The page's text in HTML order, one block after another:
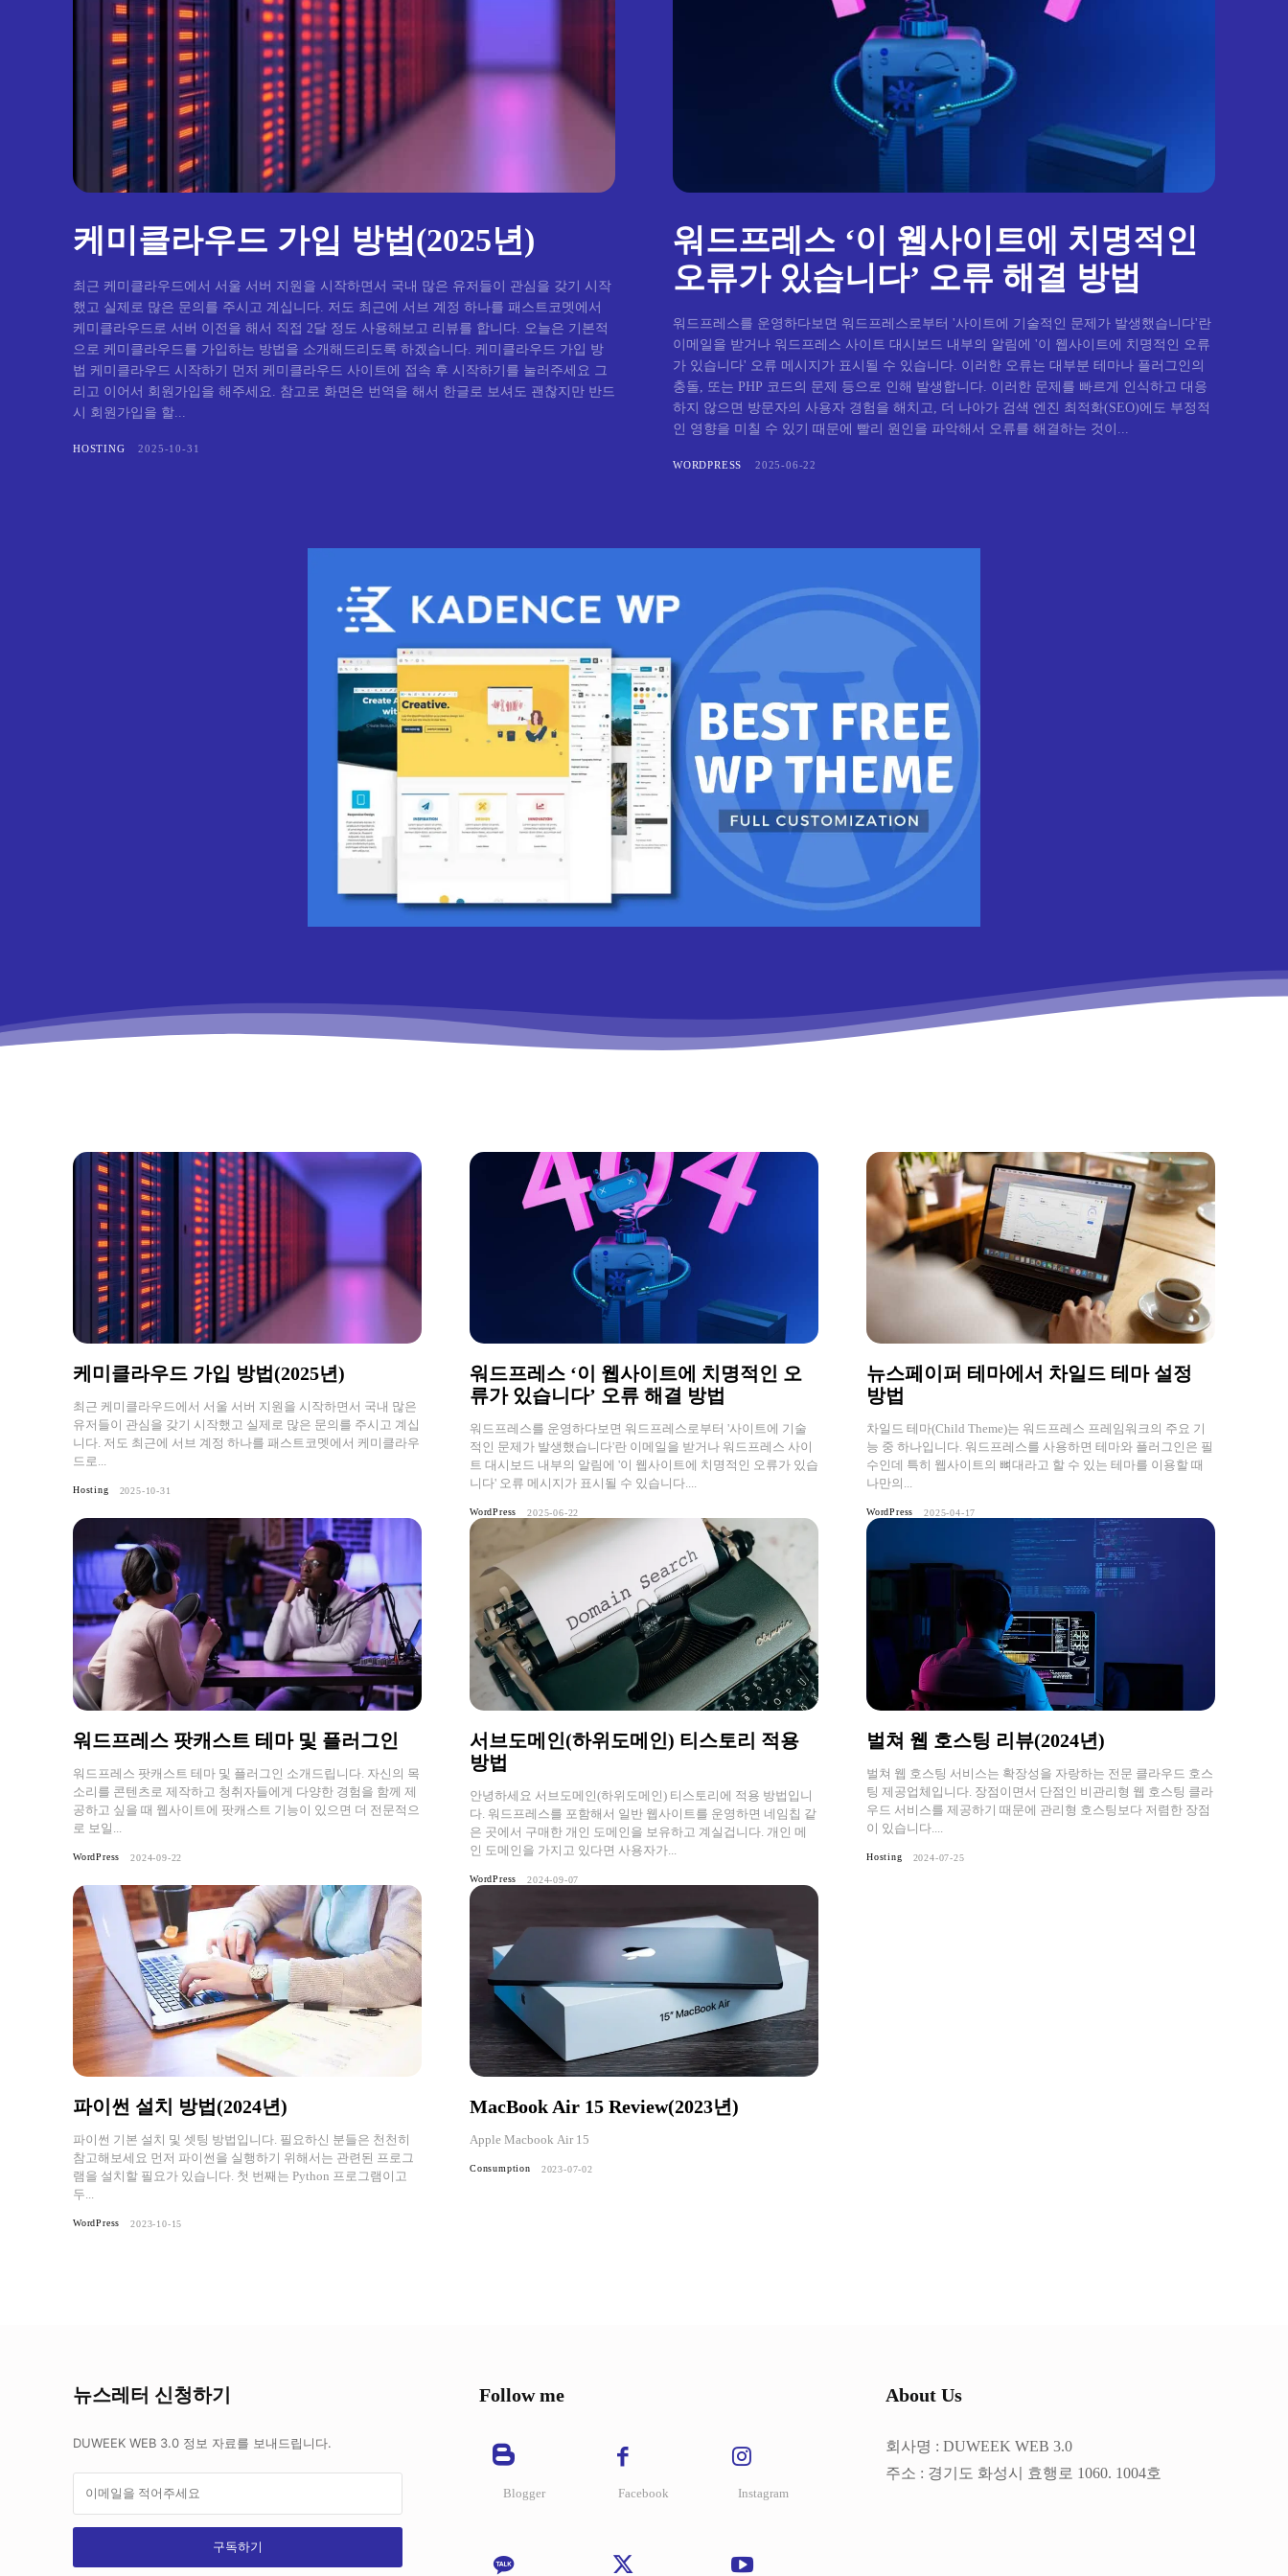
케미클라우드 가입 방법(2025년)
최근 케미클라우드에서 서울 서버 지원을 시작하면서 국내 많은 유저들이 관심을 갖기 시작
했고 실제로 많은 문의를 주시고 계십니다. 저도 최근에 서브 계정 하나를 패스트코멧에서
케미클라우드로 서버 이전을 해서 직접 2달 정도 사용해보고 리뷰를 합니다. 오늘은 기본적
으로 케미클라우드를 가입하는 방법을 소개해드리도록 하겠습니다. 케미클라우드 가입 방
법 케미클라우드 시작하기 먼저 케미클라우드 사이트에 접속 후 시작하기를 눌러주세요 그
리고 이어서 회원가입을 해주세요. 참고로 화면은 번역을 해서 한글로 보셔도 괜찮지만 반드
시 회원가입을 할...
HOSTING 2025-10-31
워드프레스 ‘이 웹사이트에 치명적인
오류가 있습니다’ 오류 해결 방법
워드프레스를 운영하다보면 워드프레스로부터 '사이트에 기술적인 문제가 발생했습니다'란
이메일을 받거나 워드프레스 사이트 대시보드 내부의 알림에 '이 웹사이트에 치명적인 오류
가 있습니다' 오류 메시지가 표시될 수 있습니다. 이러한 오류는 대부분 테마나 플러그인의
충돌, 또는 PHP 코드의 문제 등으로 인해 발생합니다. 이러한 문제를 빠르게 인식하고 대응
하지 않으면 방문자의 사용자 경험을 해치고, 더 나아가 검색 엔진 최적화(SEO)에도 부정적
인 영향을 미칠 수 있기 때문에 빨리 원인을 파악해서 오류를 해결하는 것이...
WORDPRESS 2025-06-22
케미클라우드 가입 방법(2025년)
최근 케미클라우드에서 서울 서버 지원을 시작하면서 국내 많은
유저들이 관심을 갖기 시작했고 실제로 많은 문의를 주시고 계십
니다. 저도 최근에 서브 계정 하나를 패스트코멧에서 케미클라우
드로...
Hosting 2025-10-31
워드프레스 ‘이 웹사이트에 치명적인 오
류가 있습니다’ 오류 해결 방법
워드프레스를 운영하다보면 워드프레스로부터 '사이트에 기술
적인 문제가 발생했습니다'란 이메일을 받거나 워드프레스 사이
트 대시보드 내부의 알림에 '이 웹사이트에 치명적인 오류가 있습
니다' 오류 메시지가 표시될 수 있습니다....
WordPress 2025-06-22
뉴스페이퍼 테마에서 차일드 테마 설정
방법
차일드 테마(Child Theme)는 워드프레스 프레임워크의 주요 기
능 중 하나입니다. 워드프레스를 사용하면 테마와 플러그인은 필
수인데 특히 웹사이트의 뼈대라고 할 수 있는 테마를 이용할 때
나만의...
WordPress 2025-04-17
워드프레스 팟캐스트 테마 및 플러그인
워드프레스 팟캐스트 테마 및 플러그인 소개드립니다. 자신의 목
소리를 콘텐츠로 제작하고 청취자들에게 다양한 경험을 함께 제
공하고 싶을 때 웹사이트에 팟캐스트 기능이 있으면 더 전문적으
로 보일...
WordPress 2024-09-22
서브도메인(하위도메인) 티스토리 적용
방법
안녕하세요 서브도메인(하위도메인) 티스토리에 적용 방법입니
다. 워드프레스를 포함해서 일반 웹사이트를 운영하면 네임칩 같
은 곳에서 구매한 개인 도메인을 보유하고 계실겁니다. 개인 메
인 도메인을 가지고 있다면 사용자가...
WordPress 2024-09-07
벌쳐 웹 호스팅 리뷰(2024년)
벌쳐 웹 호스팅 서비스는 확장성을 자랑하는 전문 클라우드 호스
팅 제공업체입니다. 장점이면서 단점인 비관리형 웹 호스팅 클라
우드 서비스를 제공하기 때문에 관리형 호스팅보다 저렴한 장점
이 있습니다....
Hosting 2024-07-25
파이썬 설치 방법(2024년)
파이썬 기본 설치 및 셋팅 방법입니다. 필요하신 분들은 천천히
참고해보세요 먼저 파이썬을 실행하기 위해서는 관련된 프로그
램을 설치할 필요가 있습니다. 첫 번째는 Python 프로그램이고
두...
WordPress 2023-10-15
MacBook Air 15 Review(2023년)
Apple Macbook Air 15
Consumption 2023-07-02
뉴스레터 신청하기
DUWEEK WEB 3.0 정보 자료를 보내드립니다.
구독하기
Follow me
Blogger Facebook Instagram
About Us
회사명 : DUWEEK WEB 3.0
주소 : 경기도 화성시 효행로 1060. 1004호